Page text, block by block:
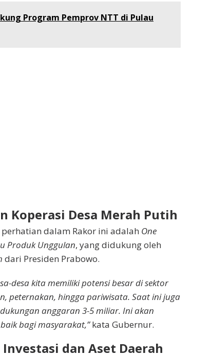
Program Pemprov NTT di Pulau
Koperasi Desa Merah Putih
dalam Rakor ini adalah One
Produk Unggulan, yang didukung oleh
dari Presiden Prabowo.
desa kita memiliki potensi besar di sektor
peternakan, hingga pariwisata. Saat ini juga
anggaran 3-5 miliar. Ini akan
bagi masyarakat,”kata Gubernur.
dan Aset Daerah